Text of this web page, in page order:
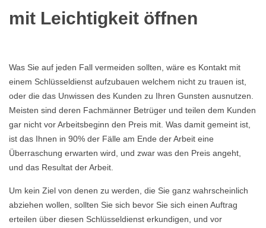
mit Leichtigkeit öffnen
Was Sie auf jeden Fall vermeiden sollten, wäre es Kontakt mit
einem Schlüsseldienst aufzubauen welchem nicht zu trauen ist,
oder die das Unwissen des Kunden zu Ihren Gunsten ausnutzen.
Meisten sind deren Fachmänner Betrüger und teilen dem Kunden
gar nicht vor Arbeitsbeginn den Preis mit. Was damit gemeint ist,
ist das Ihnen in 90% der Fälle am Ende der Arbeit eine
Überraschung erwarten wird, und zwar was den Preis angeht,
und das Resultat der Arbeit.
Um kein Ziel von denen zu werden, die Sie ganz wahrscheinlich
abziehen wollen, sollten Sie sich bevor Sie sich einen Auftrag
erteilen über diesen Schlüsseldienst erkundigen, und vor